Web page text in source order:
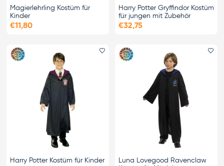
Magierlehrling Kostüm für
Kinder
€11,80
Harry Potter Gryffindor Kostüm
für jungen mit Zubehör
€32,75
Favorit hinzufügen
Harry Potter Kostüm für Kinder
Luna Lovegood Ravenclaw